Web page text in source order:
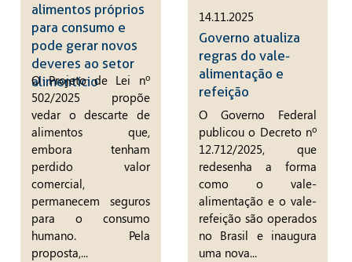
alimentos próprios
para consumo e
pode gerar novos
deveres ao setor
alimentício
O Projeto de Lei nº
502/2025 propõe
vedar o descarte de
alimentos que,
embora tenham
perdido valor
comercial,
permanecem seguros
para o consumo
humano. Pela
proposta,...
14.11.2025
Governo atualiza
regras do vale-
alimentação e
refeição
O Governo Federal
publicou o Decreto nº
12.712/2025, que
redesenha a forma
como o vale-
alimentação e o vale-
refeição são operados
no Brasil e inaugura
uma nova...